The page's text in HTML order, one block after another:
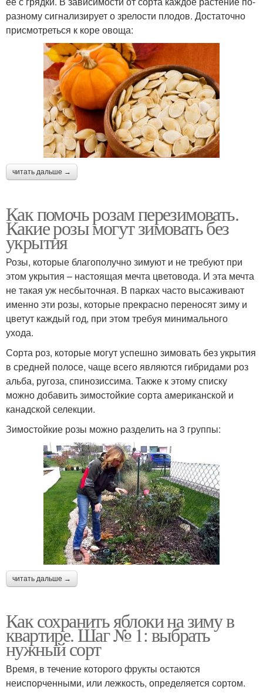
разному сигнализирует о зрелости плодов. Достаточно
присмотреться к коре овоща:
читать дальше →
Как помочь розам перезимовать.
Какие розы могут зимовать без
укрытия
Розы, которые благополучно зимуют и не требуют при
этом укрытия – настоящая мечта цветовода. И эта мечта
не такая уж несбыточная. В парках часто высаживают
именно эти розы, которые прекрасно переносят зиму и
цветут каждый год, при этом требуя минимального
ухода.
Сорта роз, которые могут успешно зимовать без укрытия
в средней полосе, чаще всего являются гибридами роз
альба, ругоза, спинозиссима. Также к этому списку
можно добавить зимостойкие сорта американской и
канадской селекции.
Зимостойкие розы можно разделить на 3 группы:
читать дальше →
Как сохранить яблоки на зиму в
квартире. Шаг № 1: выбрать
нужный сорт
Время, в течение которого фрукты остаются
неиспорченными, или лежкость, определяется сортом.